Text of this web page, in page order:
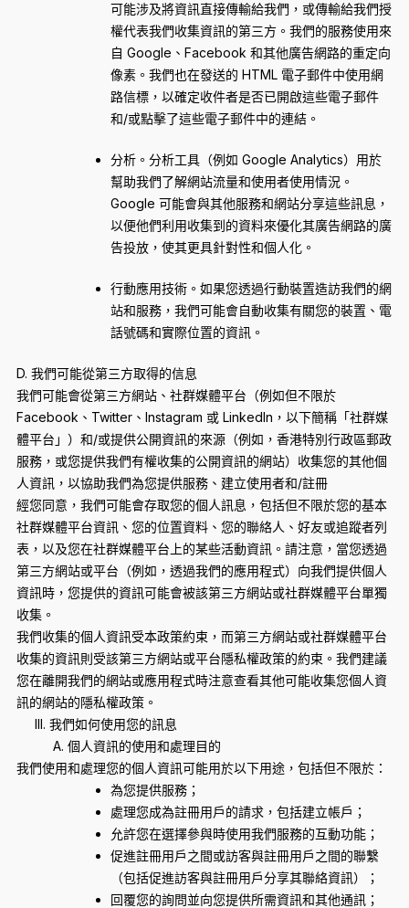
可能涉及將資訊直接傳輸給我們，或傳輸給我們授
權代表我們收集資訊的第三方。我們的服務使用來
自 Google、Facebook 和其他廣告網路的重定向
像素。我們也在發送的 HTML 電子郵件中使用網
路信標，以確定收件者是否已開啟這些電子郵件
和/或點擊了這些電子郵件中的連結。
分析。分析工具（例如 Google Analytics）用於
幫助我們了解網站流量和使用者使用情況。
Google 可能會與其他服務和網站分享這些訊息，
以便他們利用收集到的資料來優化其廣告網路的廣
告投放，使其更具針對性和個人化。
行動應用技術。如果您透過行動裝置造訪我們的網
站和服務，我們可能會自動收集有關您的裝置、電
話號碼和實際位置的資訊。
D. 我們可能從第三方取得的信息
我們可能會從第三方網站、社群媒體平台（例如但不限於
Facebook、Twitter、Instagram 或 LinkedIn，以下簡稱「社群媒
體平台」）和/或提供公開資訊的來源（例如，香港特別行政區郵政
服務，或您提供我們有權收集的公開資訊的網站）收集您的其他個
人資訊，以協助我們為您提供服務、建立使用者和/註冊
經您同意，我們可能會存取您的個人訊息，包括但不限於您的基本
社群媒體平台資訊、您的位置資料、您的聯絡人、好友或追蹤者列
表，以及您在社群媒體平台上的某些活動資訊。請注意，當您透過
第三方網站或平台（例如，透過我們的應用程式）向我們提供個人
資訊時，您提供的資訊可能會被該第三方網站或社群媒體平台單獨
收集。
我們收集的個人資訊受本政策約束，而第三方網站或社群媒體平台
收集的資訊則受該第三方網站或平台隱私權政策的約束。我們建議
您在離開我們的網站或應用程式時注意查看其他可能收集您個人資
訊的網站的隱私權政策。
III. 我們如何使用您的訊息
A. 個人資訊的使用和處理目的
我們使用和處理您的個人資訊可能用於以下用途，包括但不限於：
為您提供服務；
處理您成為註冊用戶的請求，包括建立帳戶；
允許您在選擇參與時使用我們服務的互動功能；
促進註冊用戶之間或訪客與註冊用戶之間的聯繫
（包括促進訪客與註冊用戶分享其聯絡資訊）；
回覆您的詢問並向您提供所需資訊和其他通訊；